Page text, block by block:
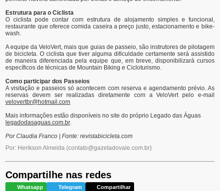
Estrutura para o Ciclista
O ciclista pode contar com estrutura de alojamento simples e funcional,
restaurante que oferece comida caseira a preço justo, estacionamento e bike-
wash.
A equipe da VeloVert, mais que guias de passeio, são instrutores de pilotagem
de bicicleta. O ciclista que tiver alguma dificuldade certamente será assistido
de maneira diferenciada pela equipe que, em breve, disponibilizará cursos
específicos de técnicas de Mountain Biking e Cicloturismo.
Como participar dos Passeios
A visitação e passeios só acontecem com reserva e agendamento prévio. As
reservas devem ser realizadas diretamente com a VeloVert pelo e-mail
velovertbr@hotmail.com
Mais informações estão disponíveis no site do próprio Legado das Águas
legadodasaguas.com.br.
Por Claudia Franco | Fonte: revistabicicleta.com
Por: Herikson Almeida (contato@gazetadovale.com.br)
Compartilhe nas redes
Whatsapp Telegram Compartilhar